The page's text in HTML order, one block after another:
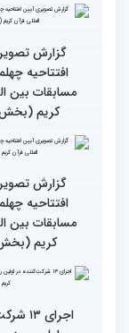
المللی قرآن
در اولین روز
گزارش
متسابقین
مسابقات بین
خمینی